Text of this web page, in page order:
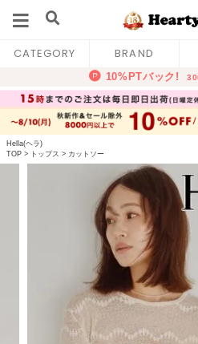
CATEGORY BRAND
Hella(ヘラ)
TOP > トップス > カットソー